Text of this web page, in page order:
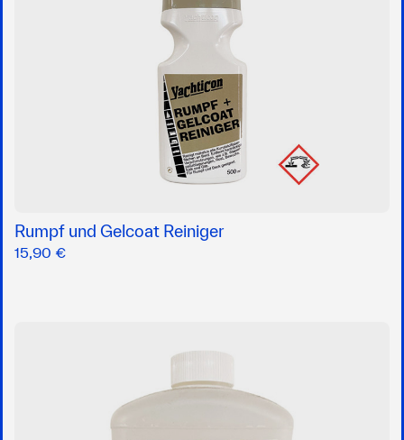
Rumpf und Gelcoat Reiniger
15,90 €